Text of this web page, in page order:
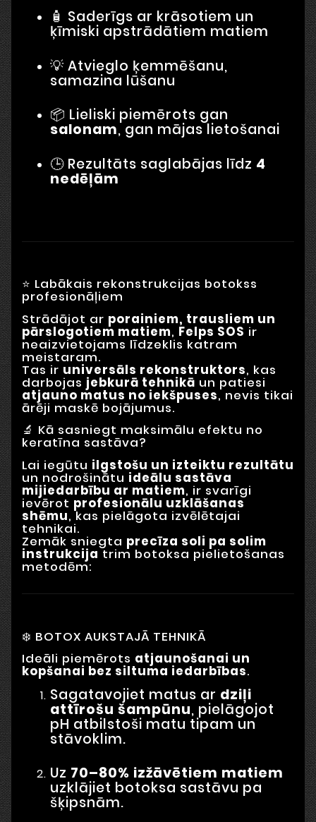
🧴 Saderīgs ar krāsotiem un
ķīmiski apstrādātiem matiem
💡 Atvieglo ķemmēšanu,
samazina lūšanu
📦 Lieliski piemērots gan
salonam, gan mājas lietošanai
🕒 Rezultāts saglabājas līdz 4
nedēļām
⭐ Labākais rekonstrukcijas botokss
profesionāļiem
Strādājot ar porainiem, trausliem un
pārslogotiem matiem, Felps SOS ir
neaizvietojams līdzeklis katram
meistaram.
Tas ir universāls rekonstruktors, kas
darbojas jebkurā tehnikā un patiesi
atjauno matus no iekšpuses, nevis tikai
ārēji maskē bojājumus.
🔬 Kā sasniegt maksimālu efektu no
keratīna sastāva?
Lai iegūtu ilgstošu un izteiktu rezultātu
un nodrošinātu ideālu sastāva
mijiedarbību ar matiem, ir svarīgi
ievērot profesionālu uzklāšanas
shēmu, kas pielāgota izvēlētajai
tehnikai.
Zemāk sniegta precīza soli pa solim
instrukcijatrim botoksa pielietošanas
metodēm:
❄️ BOTOX AUKSTAJĀ TEHNIKĀ
Ideāli piemērots atjaunošanai un
kopšanai bez siltuma iedarbības.
Sagatavojiet matus ar dziļi
attīrošu šampūnu, pielāgojot
pH atbilstoši matu tipam un
stāvoklim.
Uz 70–80% izžāvētiem matiem
uzklājiet botoksa sastāvu pa
šķipsnām.